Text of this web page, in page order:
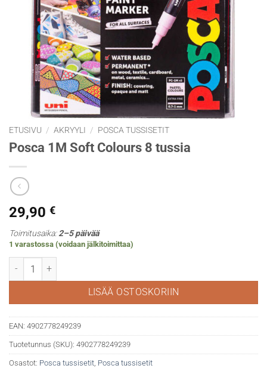
ETUSIVU / AKRYYLI / POSCA TUSSISETIT
Posca 1M Soft Colours 8 tussia
29,90 €
Toimitusaika:2–5 päivää
1 varastossa (voidaan jälkitoimittaa)
Posca 1M Soft Colours 8 tussia määrä
LISÄÄ OSTOSKORIIN
EAN: 4902778249239
Tuotetunnus (SKU): 4902778249239
Osastot: Posca tussisetit, Posca tussisetit